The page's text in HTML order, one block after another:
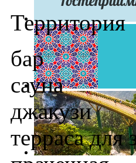
Территория
бар
сауна
джакузи
терраса для